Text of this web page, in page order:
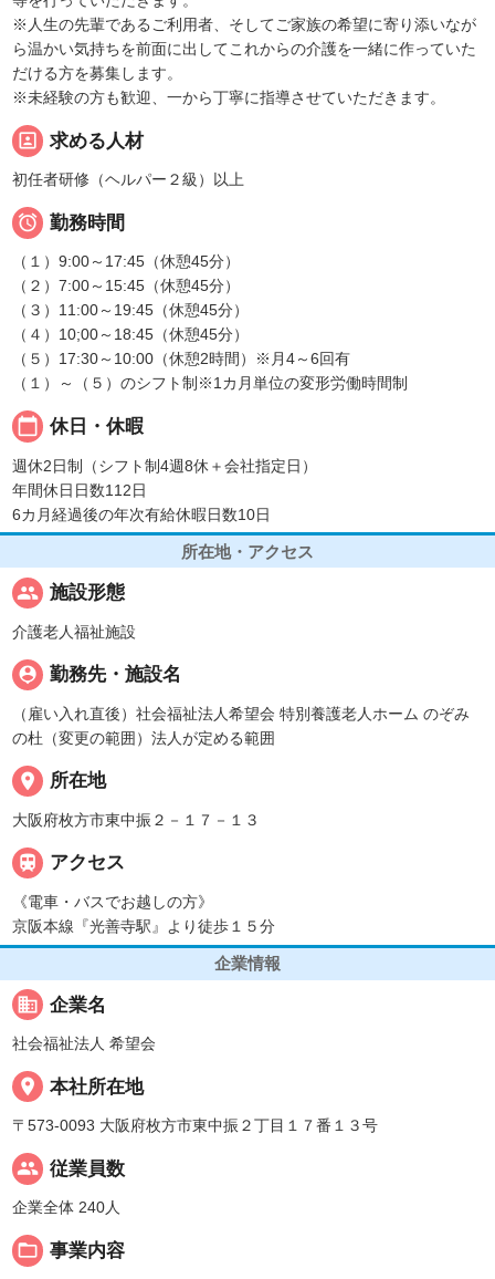
※人生の先輩であるご利用者、そしてご家族の希望に寄り添いなが
ら温かい気持ちを前面に出してこれからの介護を一緒に作っていた
だける方を募集します。
※未経験の方も歓迎、一から丁寧に指導させていただきます。
portrait 求める人材
初任者研修（ヘルパー２級）以上
 勤務時間
（１）9:00～17:45（休憩45分）
（２）7:00～15:45（休憩45分）
（３）11:00～19:45（休憩45分）
（４）10;00～18:45（休憩45分）
（５）17:30～10:00（休憩2時間）※月4～6回有
（１）～（５）のシフト制※1カ月単位の変形労働時間制
calendar_today 休日・休暇
週休2日制（シフト制4週8休＋会社指定日）
年間休日日数112日
6カ月経過後の年次有給休暇日数10日
所在地・アクセス
people 施設形態
介護老人福祉施設
person_pin 勤務先・施設名
（雇い入れ直後）社会福祉法人希望会 特別養護老人ホーム のぞみ
の杜（変更の範囲）法人が定める範囲
place 所在地
大阪府枚方市東中振２－１７－１３
 アクセス
《電車・バスでお越しの方》
京阪本線『光善寺駅』より徒歩１５分
企業情報
business 企業名
社会福祉法人 希望会
place 本社所在地
〒573-0093 大阪府枚方市東中振２丁目１７番１３号
people 従業員数
企業全体 240人
folder_open 事業内容